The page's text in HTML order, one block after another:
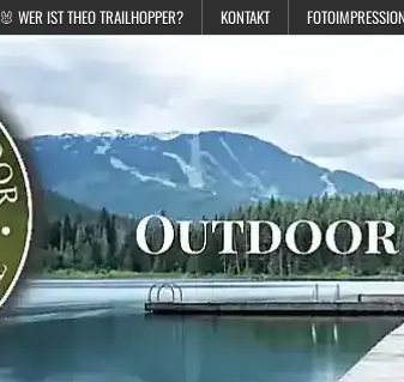
🐰 WER IST THEO TRAILHOPPER? KONTAKT